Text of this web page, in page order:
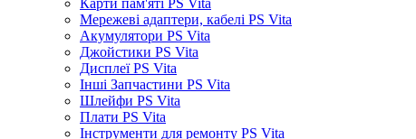
Мережеві адаптери, кабелі PS Vita
Акумулятори PS Vita
Джойстики PS Vita
Дисплеї PS Vita
Інші Запчастини PS Vita
Шлейфи PS Vita
Плати PS Vita
Інструменти для ремонту PS Vita